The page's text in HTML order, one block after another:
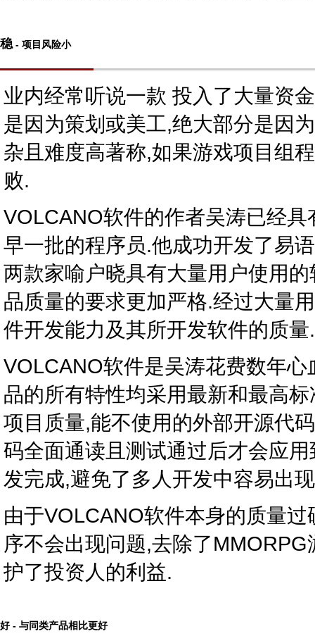
稳 - 项目风险小
业内经常听说一款 投入了大量资
是因为策划或美工,绝大部分是因
杂且难度高著称,如果游戏项目组
败.
VOLCANO软件的作者吴涛已经
早一批的程序员.他成功开发了易
两款家喻户晓具有大量用户使用
品质量的要求更加严格.经过大量
件开发能力及其所开发软件的质量.
VOLCANO软件是吴涛花费数年
品的所有特性均采用最新和最高
项目质量,能不使用的外部开源代
码全面通读且测试通过后才会应
发完成,避免了多人开发中容易出
由于VOLCANO软件本身的质量
序不会出现问题,去除了
护了投资人的利益.
好 - 与同类产品相比更好